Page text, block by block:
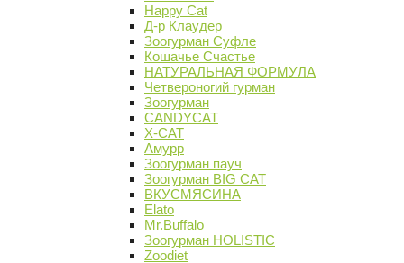
Happy Cat
Д-р Клаудер
Зоогурман Суфле
Кошачье Счастье
НАТУРАЛЬНАЯ ФОРМУЛА
Четвероногий гурман
Зоогурман
CANDYCAT
X-CAT
Амурр
Зоогурман пауч
Зоогурман BIG CAT
ВКУСМЯСИНА
Elato
Mr.Buffalo
Зоогурман HOLISTIC
Zoodiet